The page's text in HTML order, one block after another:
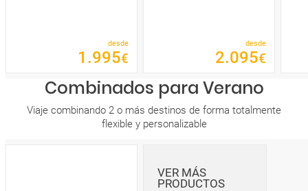
desde
1 .995€
desde
2.095€
Combinados para Verano
Viaje combinando 2 o más destinos de forma totalmente
flexible y personalizable
VER MÁS
PRODUCTOS